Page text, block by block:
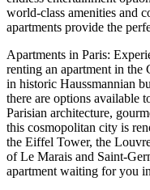
world-class amenities and
apartments provide the
Apartments in Paris:
renting an apartment in
in historic Haussmannian
there are options available
Parisian architecture,
this cosmopolitan city is
the Eiffel Tower, the
of Le Marais and Saint-
apartment waiting for you